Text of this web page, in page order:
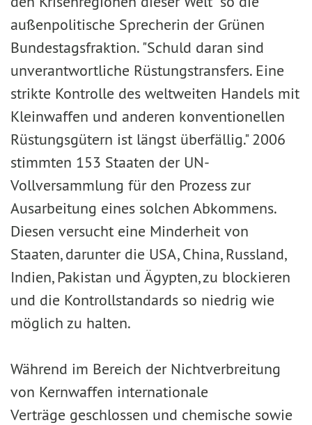
außenpolitische Sprecherin der Grünen
Bundestagsfraktion. "Schuld daran sind
unverantwortliche Rüstungstransfers. Eine
strikte Kontrolle des weltweiten Handels mit
Kleinwaffen und anderen konventionellen
Rüstungsgütern ist längst überfällig." 2006
stimmten 153 Staaten der UN-
Vollversammlung für den Prozess zur
Ausarbeitung eines solchen Abkommens.
Diesen versucht eine Minderheit von
Staaten, darunter die USA, China, Russland,
Indien, Pakistan und Ägypten, zu blockieren
und die Kontrollstandards so niedrig wie
möglich zu halten.
Während im Bereich der Nichtverbreitung
von Kernwaffen internationale
Verträge geschlossen und chemische sowie